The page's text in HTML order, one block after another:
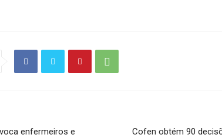
enfermeiros e
Cofen obtém 90